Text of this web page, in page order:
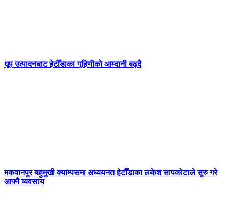
धूप उत्पादनबाट हेटौँडाका गृहिणीको आम्दानी बढ्दै
मकवानपुर बहुमुखी क्याम्पसमा अध्ययनत हेटौँडाका लकेश सापकोटाले सुरु गरे
आफ्नै व्यवसाय